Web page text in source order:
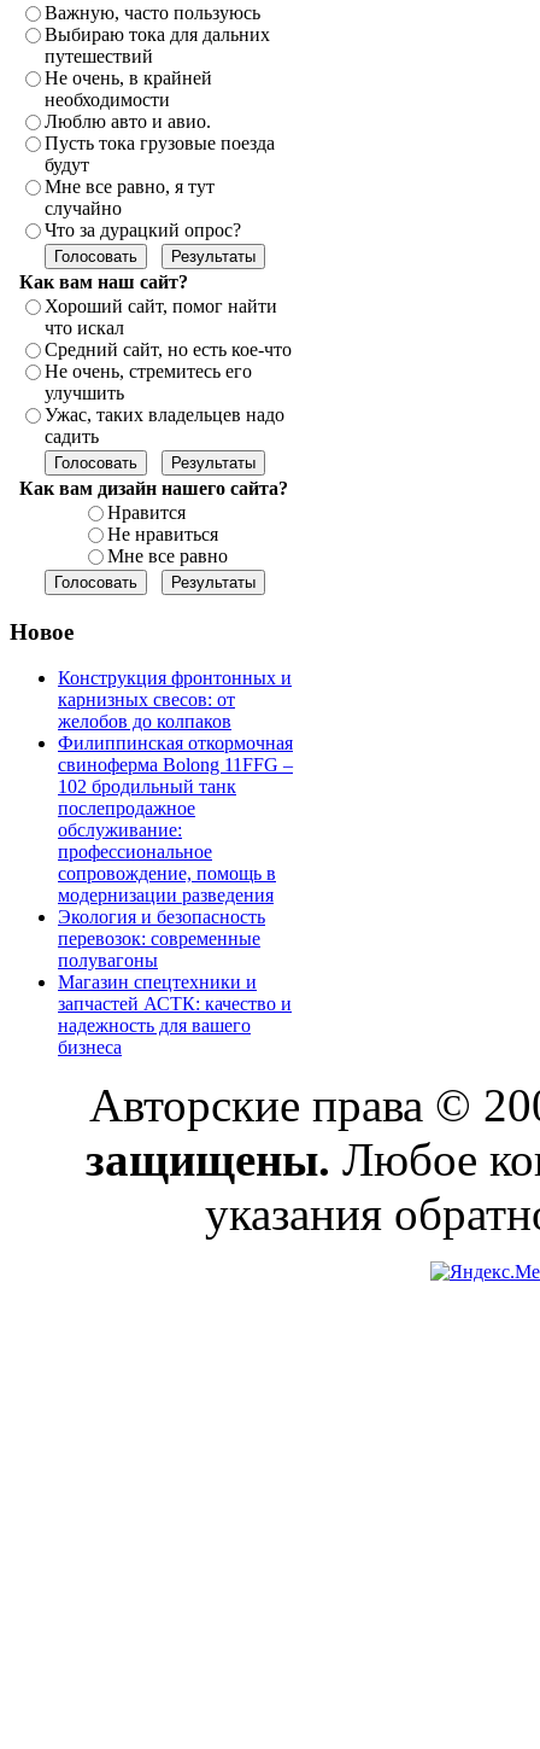
Важную, часто пользуюсь
Выбираю тока для дальних
путешествий
Не очень, в крайней
необходимости
Люблю авто и авио.
Пусть тока грузовые поезда
будут
Мне все равно, я тут
случайно
Что за дурацкий опрос?
Как вам наш сайт?
Хороший сайт, помог найти
что искал
Средний сайт, но есть кое-что
Не очень, стремитесь его
улучшить
Ужас, таких владельцев надо
садить
Как вам дизайн нашего сайта?
Нравится
Не нравиться
Мне все равно
Новое
Конструкция фронтонных и
карнизных свесов: от
желобов до колпаков
Филиппинская откормочная
свиноферма Bolong 11FFG –
102 бродильный танк
послепродажное
обслуживание:
профессиональное
сопровождение, помощь в
модернизации разведения
Экология и безопасность
перевозок: современные
полувагоны
Магазин спецтехники и
запчастей АСТК: качество и
надежность для вашего
бизнеса
Авторские права ©
защищены. Любое
указания